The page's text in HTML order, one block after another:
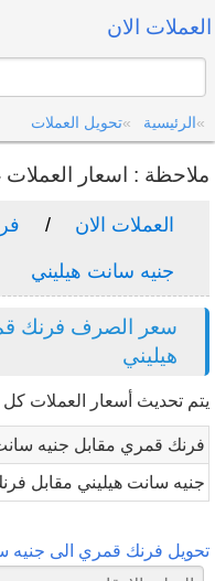
العملات الان
الرئيسية تحويل العملات
ملاحظة : اسعار العملات
العملات الان
جنيه سانت هيليني
سعر الصرف فرنك
هيليني
يتم تحديث أسعار العملات
فرنك قمري مقابل جنيه
جنيه سانت هيليني مقابل
تحويل فرنك قمري الى جنيه